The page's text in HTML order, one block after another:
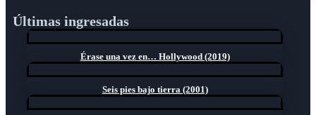
Últimas ingresadas
Érase una vez en… Hollywood (2019)
Seis pies bajo tierra (2001)